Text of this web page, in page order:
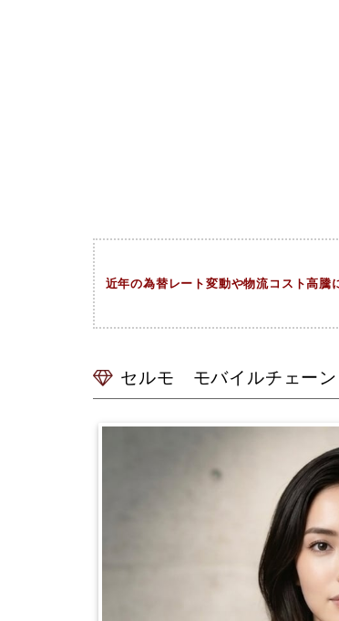
近年の為替レート変動や物流コスト高
セルモ モバイルチェーン